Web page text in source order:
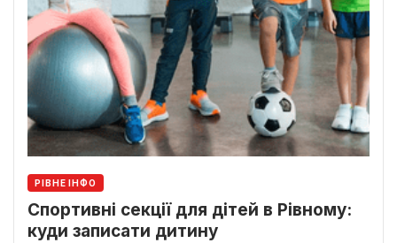
РІВНЕ ІНФО
Спортивні секції для дітей в Рівному:
куди записати дитину